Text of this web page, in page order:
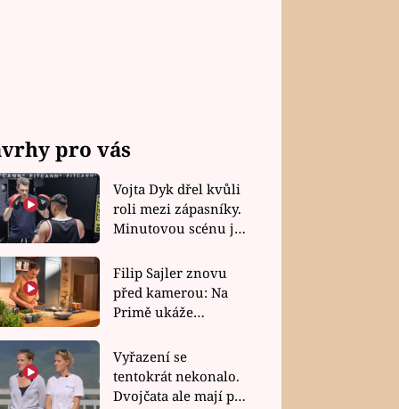
pro vás
Vojta Dyk dřel kvůli
roli mezi zápasníky.
Minutovou scénu jel
Filip Sajler znovu
před kamerou: Na
Primě ukáže
rychlé recepty
Vyřazení se
tentokrát nekonalo.
Dvojčata ale mají po